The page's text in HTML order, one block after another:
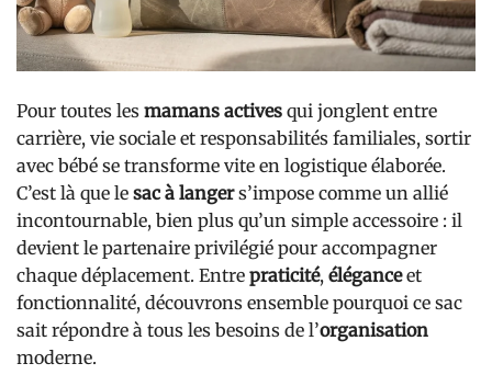
Pour toutes les mamans actives qui jonglent entre
carrière, vie sociale et responsabilités familiales, sortir
avec bébé se transforme vite en logistique élaborée.
C’est là que le sac à langers’impose comme un allié
incontournable, bien plus qu’un simple accessoire : il
devient le partenaire privilégié pour accompagner
chaque déplacement. Entre praticité, éléganceet
fonctionnalité, découvrons ensemble pourquoi ce sac
sait répondre à tous les besoins de l’organisation
moderne.